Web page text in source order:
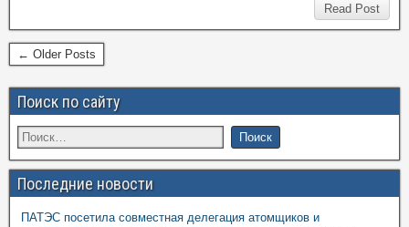
Read Post
← Older Posts
Поиск по сайту
Последние новости
ПАТЭС посетила совместная делегация атомщиков и